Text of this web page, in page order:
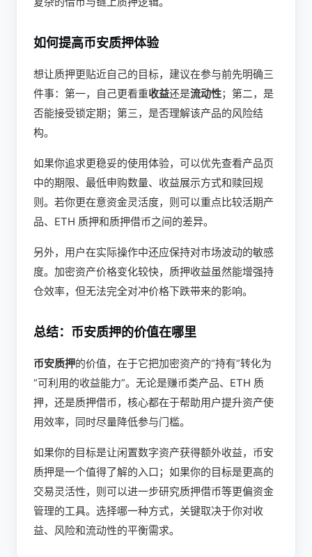
如何提高币安质押体验
想让质押更贴近自己的目标，建议在参与前先明确三
件事：第一，自己更看重收益还是流动性；第二，是
否能接受锁定期；第三，是否理解该产品的风险结
构。
如果你追求更稳妥的使用体验，可以优先查看产品页
中的期限、最低申购数量、收益展示方式和赎回规
则。若你更在意资金灵活度，则可以重点比较活期产
品、ETH 质押和质押借币之间的差异。
另外，用户在实际操作中还应保持对市场波动的敏感
度。加密资产价格变化较快，质押收益虽然能增强持
仓效率，但无法完全对冲价格下跌带来的影响。
总结：币安质押的价值在哪里
币安质押的价值，在于它把加密资产的“持有”转化为
“可利用的收益能力”。无论是赚币类产品、ETH 质
押，还是质押借币，核心都在于帮助用户提升资产使
用效率，同时尽量降低参与门槛。
如果你的目标是让闲置数字资产获得额外收益，币安
质押是一个值得了解的入口；如果你的目标是更高的
交易灵活性，则可以进一步研究质押借币等更偏资金
管理的工具。选择哪一种方式，关键取决于你对收
益、风险和流动性的平衡需求。